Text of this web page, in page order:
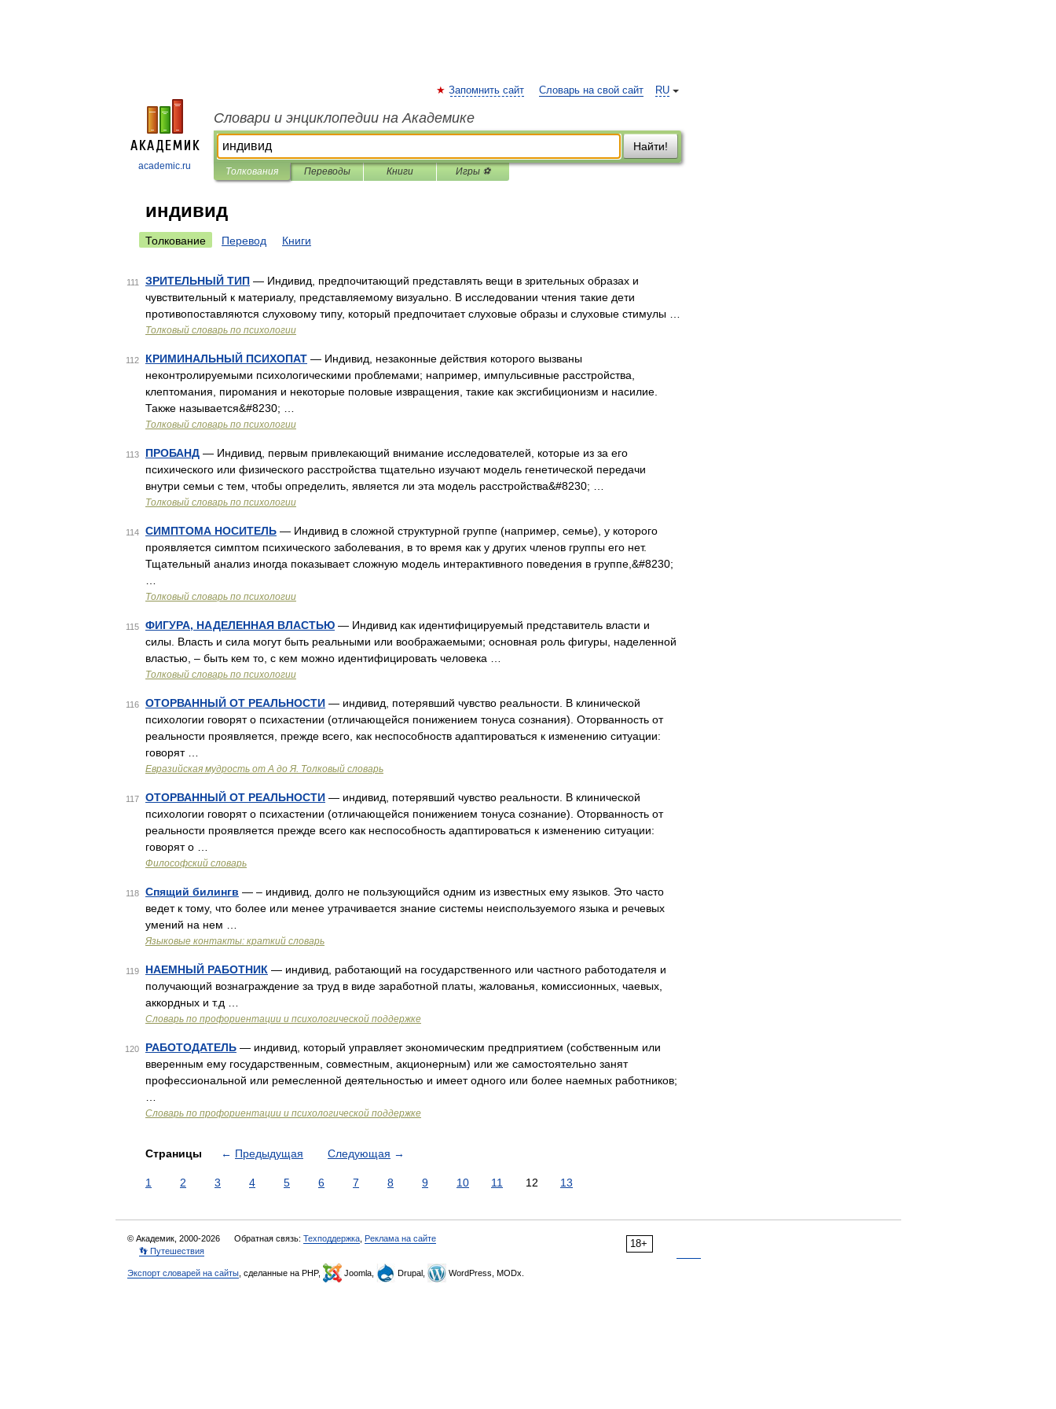
academic.ru
RU
Запомнить сайт Словарь на свой сайт
Словари и энциклопедии на Академике
Найти!
Толкования Переводы Книги Игры ⚽
индивид
Толкование Перевод Книги
111 ЗРИТЕЛЬНЫЙ ТИП — Индивид, предпочитающий представлять вещи в зрительных образах и
чувствительный к материалу, представляемому визуально. В исследовании чтения такие дети
противопоставляются слуховому типу, который предпочитает слуховые образы и слуховые стимулы …
Толковый словарь по психологии
112 КРИМИНАЛЬНЫЙ ПСИХОПАТ — Индивид, незаконные действия которого вызваны
неконтролируемыми психологическими проблемами; например, импульсивные расстройства,
клептомания, пиромания и некоторые половые извращения, такие как эксгибиционизм и насилие.
Также называется&#8230; …
Толковый словарь по психологии
113 ПРОБАНД — Индивид, первым привлекающий внимание исследователей, которые из за его
психического или физического расстройства тщательно изучают модель генетической передачи
внутри семьи с тем, чтобы определить, является ли эта модель расстройства&#8230; …
Толковый словарь по психологии
114 СИМПТОМА НОСИТЕЛЬ — Индивид в сложной структурной группе (например, семье), у которого
проявляется симптом психического заболевания, в то время как у других членов группы его нет.
Тщательный анализ иногда показывает сложную модель интерактивного поведения в группе,&#8230;
Толковый словарь по психологии
115 ФИГУРА, НАДЕЛЕННАЯ ВЛАСТЬЮ — Индивид как идентифицируемый представитель власти и
силы. Власть и сила могут быть реальными или воображаемыми; основная роль фигуры, наделенной
властью, – быть кем то, с кем можно идентифицировать человека …
Толковый словарь по психологии
116 ОТОРВАННЫЙ ОТ РЕАЛЬНОСТИ — индивид, потерявший чувство реальности. В клинической
психологии говорят о психастении (отличающейся понижением тонуса сознания). Оторванность от
реальности проявляется, прежде всего, как неспособноств адаптироваться к изменению ситуации:
говорят …
Евразийская мудрость от А до Я. Толковый словарь
117 ОТОРВАННЫЙ ОТ РЕАЛЬНОСТИ — индивид, потерявший чувство реальности. В клинической
психологии говорят о психастении (отличающейся понижением тонуса сознание). Оторванность от
реальности проявляется прежде всего как неспособность адаптироваться к изменению ситуации:
говорят о …
Философский словарь
118 Спящий билингв — – индивид, долго не пользующийся одним из известных ему языков. Это часто
ведет к тому, что более или менее утрачивается знание системы неиспользуемого языка и речевых
умений на нем …
Языковые контакты: краткий словарь
119 НАЕМНЫЙ РАБОТНИК — индивид, работающий на государственного или частного работодателя и
получающий вознаграждение за труд в виде заработной платы, жалованья, комиссионных, чаевых,
аккордных и т.д …
Словарь по профориентации и психологической поддержке
120 РАБОТОДАТЕЛЬ — индивид, который управляет экономическим предприятием (собственным или
вверенным ему государственным, совместным, акционерным) или же самостоятельно занят
профессиональной или ремесленной деятельностью и имеет одного или более наемных работников;
Словарь по профориентации и психологической поддержке
Страницы ← Предыдущая Следующая →
1 2 3 4 5 6 7 8 9 10 11 12 13
18+
© Академик, 2000-2026 Обратная связь: Техподдержка Реклама на сайте
👣 Путешествия
Экспорт словарей на сайты , сделанные на PHP, Joomla, Drupal, WordPress, MODx.